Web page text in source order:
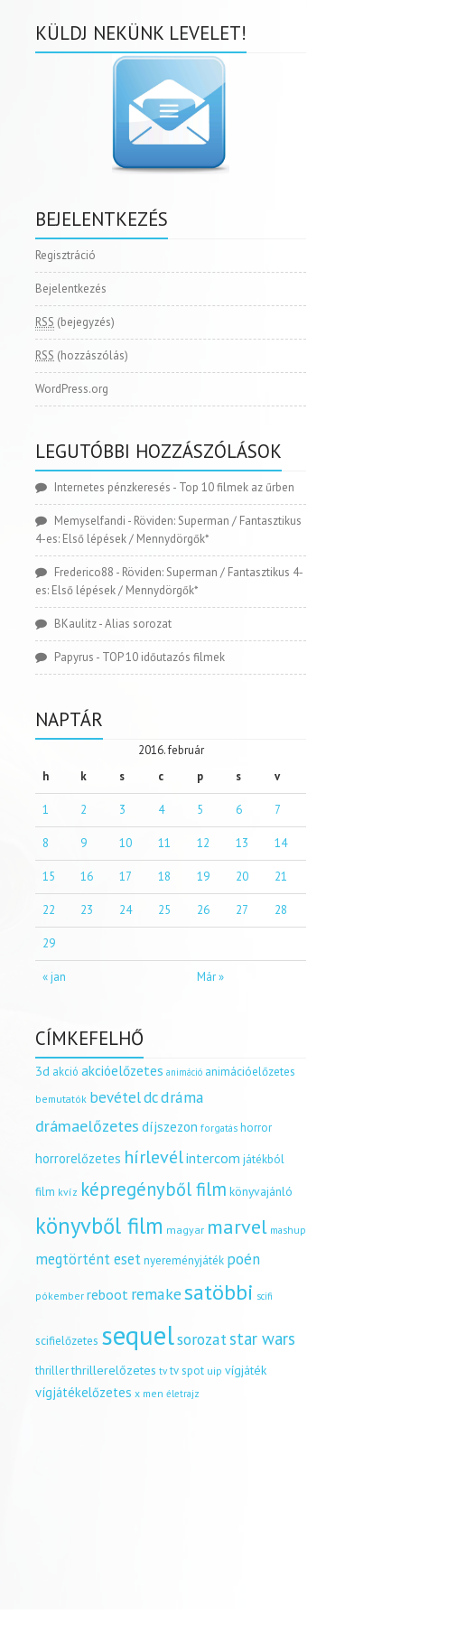
KÜLDJ NEKÜNK LEVELET!
BEJELENTKEZÉS
Regisztráció
Bejelentkezés
RSS (bejegyzés)
RSS (hozzászólás)
WordPress.org
LEGUTÓBBI HOZZÁSZÓLÁSOK
Internetes pénzkeresés - Top 10 filmek az űrben
Memyselfandi - Röviden: Superman / Fantasztikus
4-es: Első lépések / Mennydörgők*
Frederico88 - Röviden: Superman / Fantasztikus 4-
es: Első lépések / Mennydörgők*
BKaulitz-Alias sorozat
Papyrus - TOP 10 időutazós filmek
NAPTÁR
2016. február
h
k s c p s v
« jan Már »
1 2 3 4 5 6 7
8 9 10 11 12 13 14
15 16 17 18 19 20 21
22 23 24 25 26 27 28
29
CÍMKEFELHŐ
3d akció akcióelőzetes animáció animációelőzetes
bemutatók bevételdcdráma
drámaelőzetes díjszezon forgatás horror
horrorelőzetes hírlevélintercom játékból
film kvíz képregényből film könyvajánló
könyvből film magyar marvel mashup
megtörtént esetnyereményjáték poén
pókember reboot remakesatöbbi scifi
scifielőzetes sequelsorozatstar wars
thrillerthrillerelőzetes tv tv spot uip vígjáték
vígjátékelőzetes x men életrajz